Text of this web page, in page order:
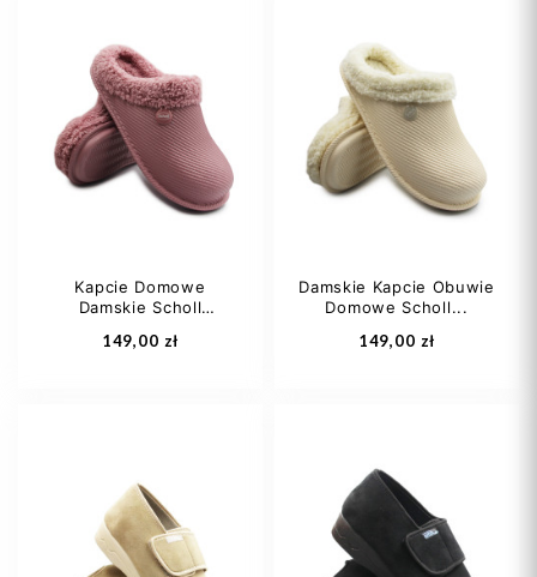
37
Dodaj do koszyka
36
Dodaj do koszyka
Kapcie Domowe
Damskie Scholl
149,00 zł
36-37 38-39
Damskie Kapcie Obuwie
Domowe Scholl...
149,00 zł
36-37
38-39